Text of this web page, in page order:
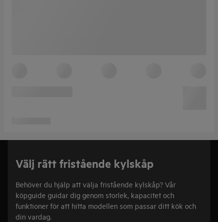
Välj rätt fristående kylskåp
Behöver du hjälp att välja fristående kylskåp? Vår
köpguide guidar dig genom storlek, kapacitet och
funktioner för att hitta modellen som passar ditt kök och
din vardag.